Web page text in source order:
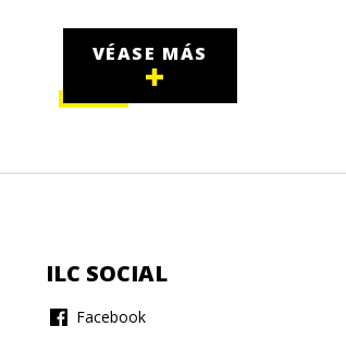
VÉASE MÁS
ILC SOCIAL
Facebook